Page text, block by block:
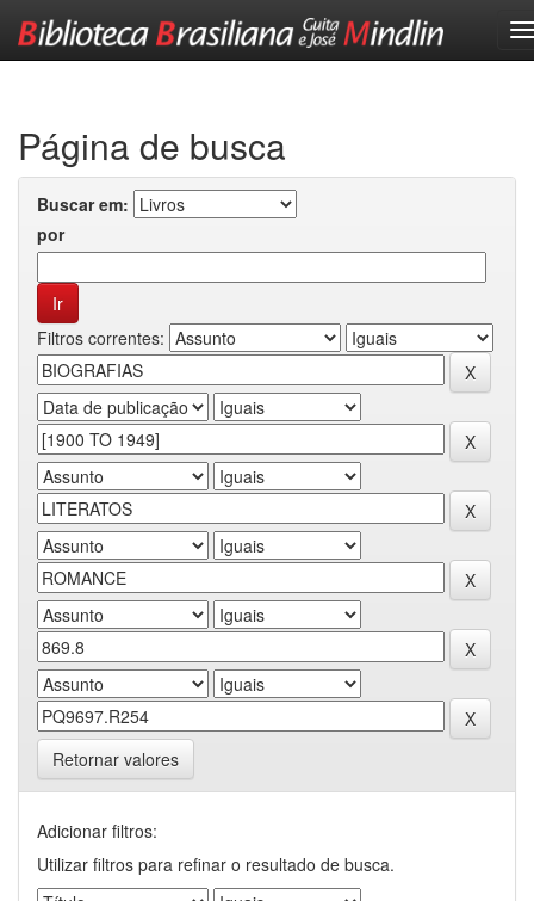
Página de busca
Buscar em:
por
Filtros correntes:
Retornar valores
Adicionar filtros:
Utilizar filtros para refinar o resultado de busca.